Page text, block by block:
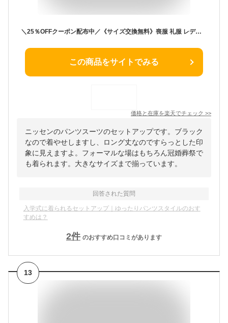
＼25％OFFクーポン配布中／《サイズ交換無料》喪服 礼服 レディース ブラックフォーマル 夏 夏用 涼しい 接触冷感 清涼裏地 パンツスーツ パンツ 大きいサイズ S-10L 洗える ロング丈 体型カバー 冠婚葬祭 通夜 葬式 法事フォーマルスーツ 30代 40代 50代
この商品をサイトでみる
価格と在庫を楽天でチェック >>
ニッセンのパンツスーツのセットアップです。ブラック
なので着やせしますし、ロング丈なのですらっとした印
象に見えますよ。フォーマルな場はもちろん冠婚葬祭で
も着られます。大きなサイズまで揃っています。
回答された質問
入学式に着られるセットアップ｜ゆったりパンツスタイルのおす
すめは？
2件 のおすすめ口コミがあります
13